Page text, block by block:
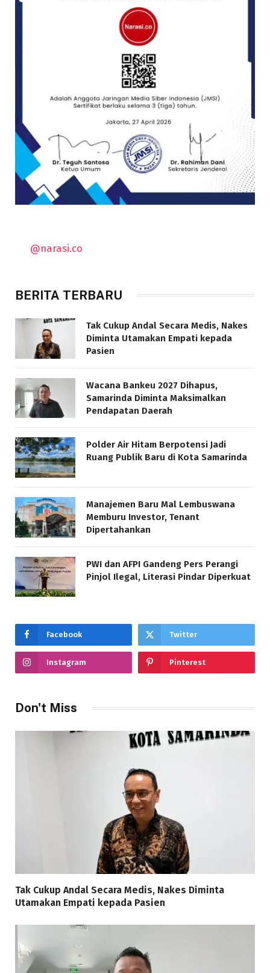
@narasi.co
BERITA TERBARU
Tak Cukup Andal Secara Medis, Nakes
Diminta Utamakan Empati kepada
Pasien
Wacana Bankeu 2027 Dihapus,
Samarinda Diminta Maksimalkan
Pendapatan Daerah
Polder Air Hitam Berpotensi Jadi
Ruang Publik Baru di Kota Samarinda
Manajemen Baru Mal Lembuswana
Memburu Investor, Tenant
Dipertahankan
PWI dan AFPI Gandeng Pers Perangi
Pinjol Ilegal, Literasi Pindar Diperkuat
Facebook Twitter
Instagram Pinterest
Don't Miss
Tak Cukup Andal Secara Medis, Nakes Diminta
Utamakan Empati kepada Pasien